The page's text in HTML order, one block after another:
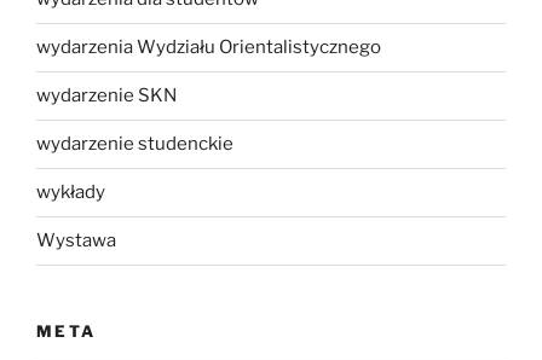
wydarzenia Wydziału Orientalistycznego
wydarzenie SKN
wydarzenie studenckie
wykłady
Wystawa
META